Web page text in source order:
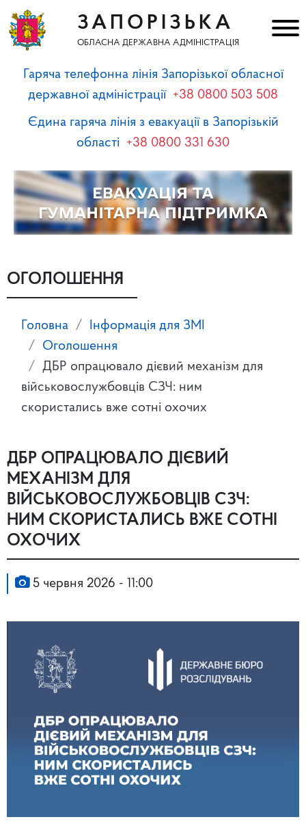
ЗАПОРІЗЬКА
ОБЛАСНА ДЕРЖАВНА АДМІНІСТРАЦІЯ
Гаряча телефонна лінія Запорізької обласної
державної адміністрації +38 0800 503 508
Єдина гаряча лінія з евакуації в Запорізькій
області +38 0800 331 630
ОГОЛОШЕННЯ
Головна
Інформація для ЗМІ
Оголошення
ДБР опрацювало дієвий механізм для
військовослужбовців СЗЧ: ним
скористались вже сотні охочих
ДБР ОПРАЦЮВАЛО ДІЄВИЙ
МЕХАНІЗМ ДЛЯ
ВІЙСЬКОВОСЛУЖБОВЦІВ СЗЧ:
НИМ СКОРИСТАЛИСЬ ВЖЕ СОТНІ
ОХОЧИХ
5 червня 2026 - 11:00